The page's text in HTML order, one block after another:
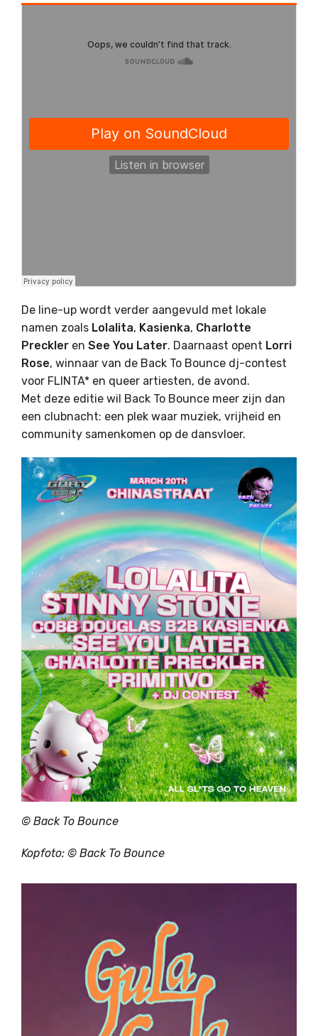
De line-up wordt verder aangevuld met lokale
namen zoals Lolalita, Kasienka, Charlotte
Preckler en See You Later. Daarnaast opent Lorri
Rose, winnaar van de Back To Bounce dj-contest
voor FLINTA* en queer artiesten, de avond.
Met deze editie wil Back To Bounce meer zijn dan
een clubnacht: een plek waar muziek, vrijheid en
community samenkomen op de dansvloer.
© Back To Bounce
Kopfoto: © Back To Bounce